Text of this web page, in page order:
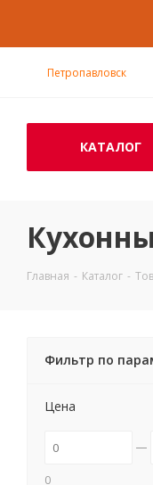
Петропавловск
КАТАЛОГ
Главная - Каталог -
Фильтр по
Цена
0